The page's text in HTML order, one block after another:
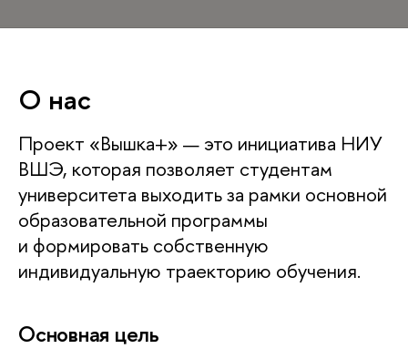
О нас
Проект «Вышка+» — это инициатива НИУ
ВШЭ, которая позволяет студентам
университета выходить за рамки основной
образовательной программы
и формировать собственную
индивидуальную траекторию обучения.
Основная цель